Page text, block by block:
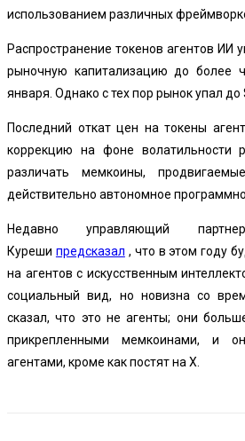
использованием различных
Распространение токенов агентов ИИ
рыночную капитализацию до более
января. Однако с тех пор рынок упал до
Последний откат цен на токены
коррекцию на фоне волатильности
различать мемкоины,
действительно автономное
Недавно управляющий
Куреши предсказал , что в этом году
на агентов с искусственным
социальный вид, но новизна со
сказал, что это не агенты; они
прикрепленными мемкоинами, и
агентами, кроме как постят на X.